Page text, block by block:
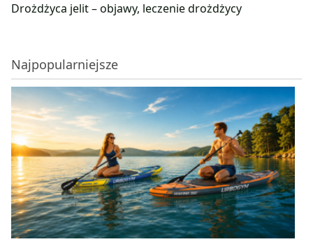
Drożdżyca jelit – objawy, leczenie drożdżycy
Najpopularniejsze